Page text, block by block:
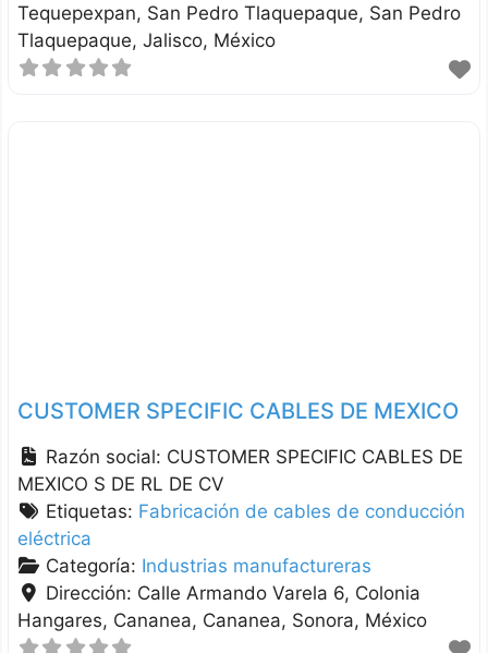
Tequepexpan, San Pedro Tlaquepaque San Pedro
Tlaquepaque Jalisco México
CUSTOMER SPECIFIC CABLES DE MEXICO
Razón social: CUSTOMER SPECIFIC CABLES DE
MEXICO S DE RL DE CV
Etiquetas: Fabricación de cables de conducción
eléctrica
Categoría: Industrias manufactureras
Dirección: Calle Armando Varela 6, Colonia
Hangares, Cananea Cananea Sonora México